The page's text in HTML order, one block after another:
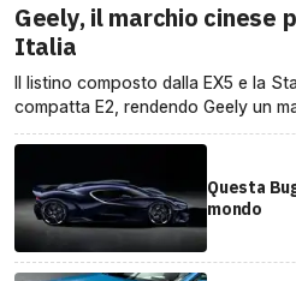
Geely, il marchio cinese
Italia
Il listino composto dalla EX5 e la
compatta E2, rendendo Geely un
Questa
mondo